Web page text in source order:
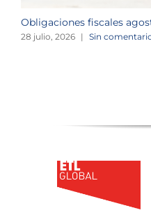
Obligaciones fiscales
28 julio, 2026 | Sin